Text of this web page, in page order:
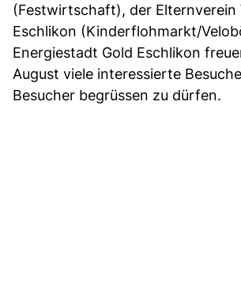
(Festwirtschaft), der Elternverein
Eschlikon (Kinderflohmarkt/
Energiestadt Gold Eschlikon
August viele interessierte
Besucher begrüssen zu dürfen.